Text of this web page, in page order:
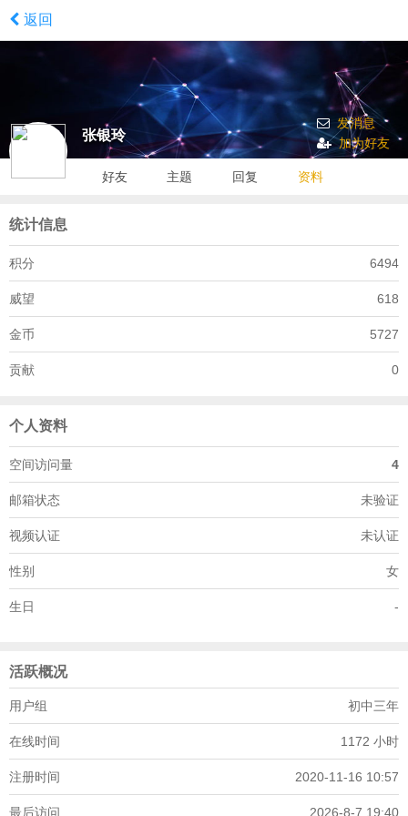
返回
张银玲
发消息
加为好友
好友 主题 回复 资料
统计信息
积分 6494
威望 618
金币 5727
贡献 0
个人资料
空间访问量 4
邮箱状态 未验证
视频认证 未认证
性别 女
生日 -
活跃概况
用户组 初中三年
在线时间 1172 小时
注册时间 2020-11-16 10:57
最后访问 2026-8-7 19:40